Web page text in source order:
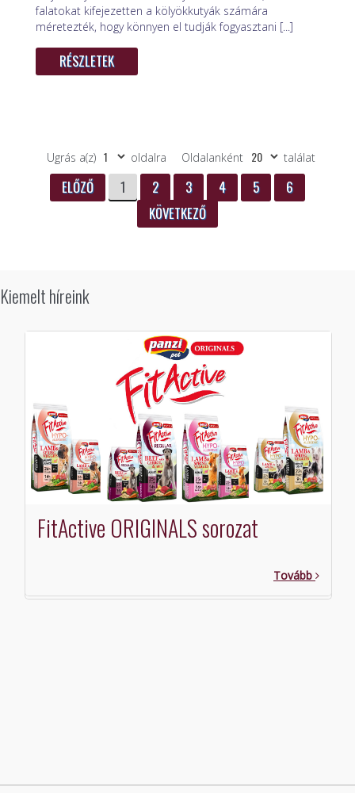
falatokat kifejezetten a kölyökkutyák számára
méretezték, hogy könnyen el tudják fogyasztani [...]
RÉSZLETEK
Oldalanként találat
Ugrás a(z) oldalra
ELŐZŐ 1 2 3 4 5
6
KÖVETKEZŐ
Kiemelt híreink
FitActive ORIGINALS sorozat
Tovább